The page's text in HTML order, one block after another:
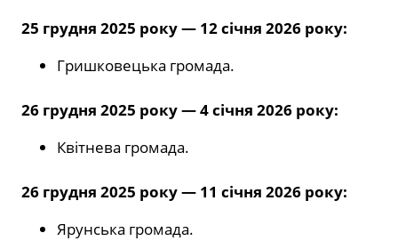
25 грудня 2025 року — 12 січня 2026 року:
Гришковецька громада.
26 грудня 2025 року — 4 січня 2026 року:
Квітнева громада.
26 грудня 2025 року — 11 січня 2026 року:
Ярунська громада.